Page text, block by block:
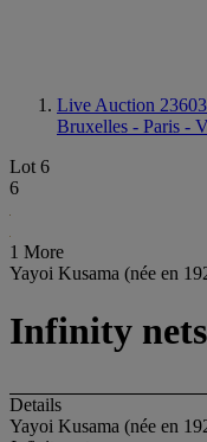
Live Auction 23603
Bruxelles - Paris -
Lot 6
6
1 More
Yayoi Kusama (née en
Infinity nets
Details
Yayoi Kusama (née en